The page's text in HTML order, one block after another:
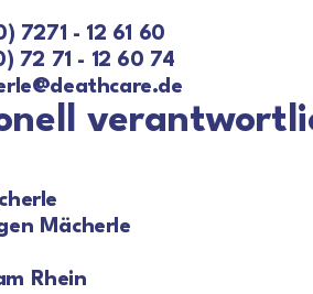
7271 - 12 61 60
72 71 - 12 60 74
Mächerle
Rhein